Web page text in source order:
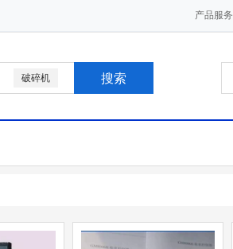
产品服务
破碎机